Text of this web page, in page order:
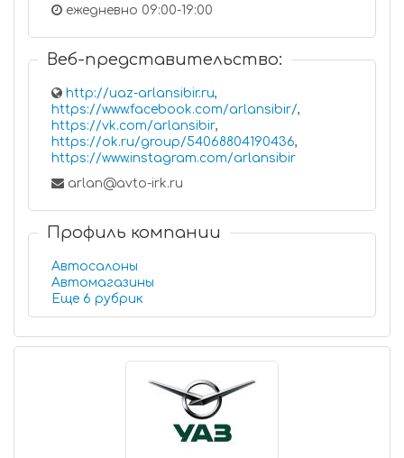
ежедневно 09:00-19:00
Веб-представительство:
http://uaz-arlansibir.ru,
https://www.facebook.com/arlansibir/,
https://vk.com/arlansibir,
https://ok.ru/group/54068804190436,
https://www.instagram.com/arlansibir
arlan@avto-irk.ru
Профиль компании
Автосалоны
Автомагазины
Еще 6 рубрик